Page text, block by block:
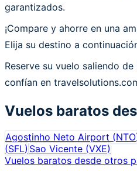
garantizados.
¡Compare y ahorre en una
Elija su destino a
Reserve su vuelo saliendo
confían en
Vuelos baratos
Agostinho Neto Airport (NTO
(SFL) Sao Vicente (VXE)
Vuelos baratos desde otros